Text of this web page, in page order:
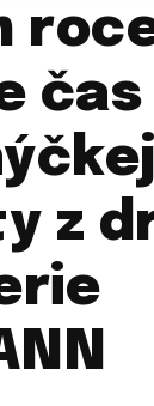
čas
z